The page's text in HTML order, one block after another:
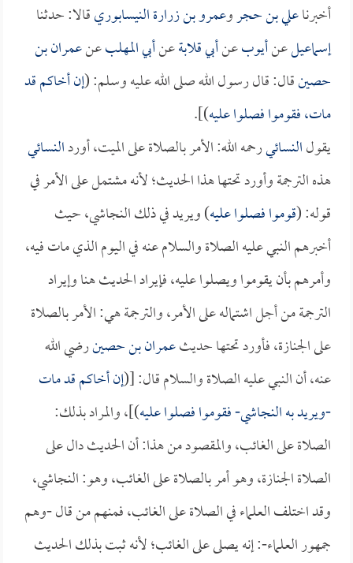
أخبرناعلي بن حجروعمرو بن زرارة النيسابوريقالا: حدثنا
إسماعيلعنأيوبعنأبي قلابةعنأبي المهلبعنعمران بن
حصينقال: قال رسول الله صلى الله عليه وسلم: (إن أخاكم قد
مات، فقوموا فصلوا عليه)].
يقولالنسائيرحمه الله: الأمر بالصلاة على الميت، أوردالنسائي
هذه الترجمة وأورد تحتها هذا الحديث؛ لأنه مشتمل على الأمر في
قوله: (قوموا فصلوا عليه) ويريد في ذلك النجاشي، حيث
أخبرهم النبي عليه الصلاة والسلام عنه في اليوم الذي مات فيه،
وأمرهم بأن يقوموا ويصلوا عليه، فإيراد الحديث هنا وإيراد
الترجمة من أجل اشتماله على الأمر، والترجمة هي: الأمر بالصلاة
على الجنازة، فأورد تحتها حديثعمران بن حصينرضي الله
عنه، أن النبي عليه الصلاة والسلام قال: [(إن أخاكم قد مات
-ويريد به النجاشي- فقوموا فصلوا عليه)]، والمراد بذلك:
الصلاة على الغائب، والمقصود من هذا: أن الحديث دال على
الصلاة الجنازة، وهو أمر بالصلاة على الغائب، وهو: النجاشي،
وقد اختلف العلماء في الصلاة على الغائب، فمنهم من قال -وهم
جمهور العلماء-: إنه يصلى على الغائب؛ لأنه ثبت بذلك الحديث